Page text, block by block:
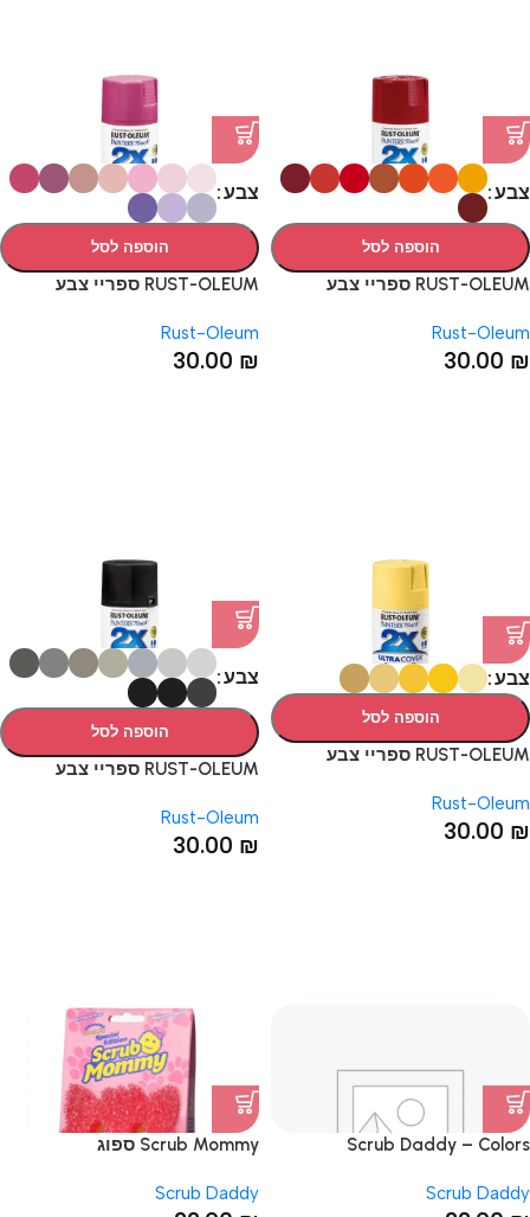
צבע
הוספה לסל
RUST-OLEUM ספריי צבע
Rust-Oleum
30.00 ₪
צבע
הוספה לסל
RUST-OLEUM ספריי צבע
Rust-Oleum
30.00 ₪
צבע
הוספה לסל
RUST-OLEUM ספריי צבע
Rust-Oleum
30.00 ₪
צבע
הוספה לסל
RUST-OLEUM ספריי צבע
Rust-Oleum
30.00 ₪
Scrub Daddy – Colors
Scrub Daddy
Scrub Mommy ספוג
Scrub Daddy